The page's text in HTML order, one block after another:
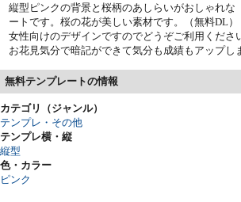
縦型ピンクの背景と桜柄のあしらいがおしゃれな
ートです。桜の花が美しい素材です。（無料DL）
女性向けのデザインですのでどうぞご利用くださ
お花見気分で暗記ができて気分も成績もアップし
無料テンプレートの情報
カテゴリ（ジャンル）
テンプレ・その他
テンプレ横・縦
縦型
色・カラー
ピンク